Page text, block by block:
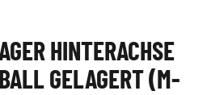
HINTERACHSE
GELAGERT (M-